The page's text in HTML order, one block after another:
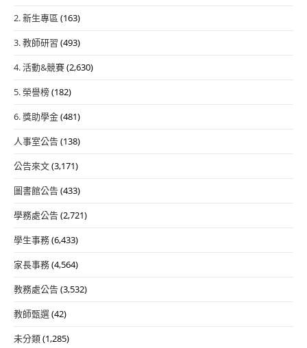
2. 新生專區 (163)
3. 教師研習 (493)
4. 活動&競賽(2,630)
5. 榮譽榜(182)
6. 獎助學金(481)
人事室公告(138)
公告來文(3,171)
圖書館公告(433)
學務處公告(2,721)
學生事務(6,433)
家長事務(4,564)
教務處公告(3,532)
教師甄選(42)
未分類(1,285)